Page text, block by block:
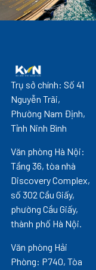
Trụ sở chính: Số 41
Nguyễn Trãi,
Phường Nam Định,
Tỉnh Ninh Bình
Văn phòng Hà Nội:
Tầng 36, tòa nhà
Discovery Complex,
số 302 Cầu Giấy,
phường Cầu Giấy,
thành phố Hà Nội.
Văn phòng Hải
Phòng: P740, Tòa